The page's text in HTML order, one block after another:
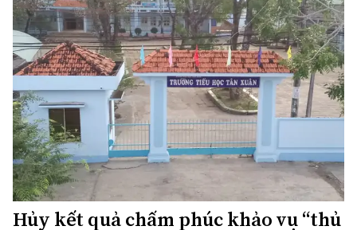
Hủy kết quả chấm phúc khảo vụ “thủ